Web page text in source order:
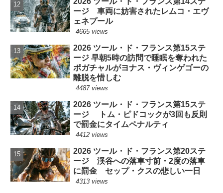
ージ 車両に妨害されたレムコ・エヴ
ェネプール
4665 views
2026 ツール・ド・フランス第15ステ
ージ 早朝5時の訪問で睡眠を奪われた
ポガチャルがヨナス・ヴィンゲゴーの
離脱を惜しむ
4487 views
2026 ツール・ド・フランス第15ステ
ージ トム・ピドコックが3回も反則
で罰金にタイムペナルティ
4412 views
2026 ツール・ド・フランス第20ステ
ージ 渓谷への落車寸前・2度の落車
に罰金 セップ・クスの悲しい一日
4313 views